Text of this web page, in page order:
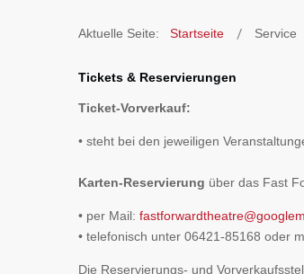
Aktuelle Seite: Startseite Service
Tickets & Reservierungen
Ticket-Vorverkauf:
• steht bei den jeweiligen
Karten-Reservierung über das Fast
• per Mail:
• telefonisch unter 06421-85168 oder
Die Reservierungs- und